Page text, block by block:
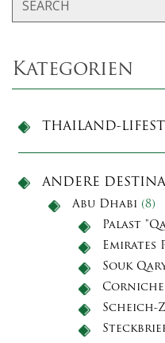
Kategorien
THAILAND-
ANDERE
Abu Dhabi (8)
Palast
Emirates
Souk
Corniche
Scheich-